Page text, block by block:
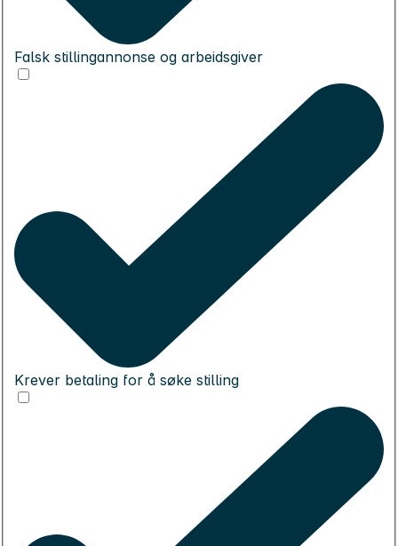
Falsk stillingannonse og arbeidsgiver
Krever betaling for å søke stilling